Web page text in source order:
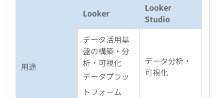
Looker
Looker
Studio
用途
データ活用基
盤の構築・分
析・可視化
データプラッ
トフォーム
データ分析・
可視化